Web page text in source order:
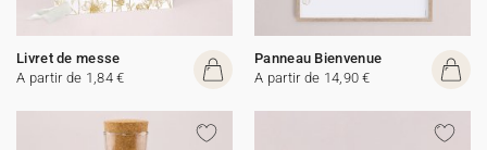
Livret de messe
A partir de 1,84 €
Panneau Bienvenue
A partir de 14,90 €